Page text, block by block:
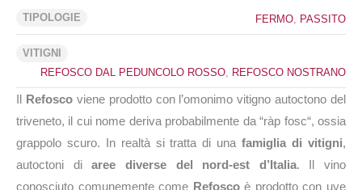
TIPOLOGIE FERMO, PASSITO
VITIGNI
REFOSCO DAL PEDUNCOLO ROSSO, REFOSCO NOSTRANO
Il Refoscoviene prodotto con l’omonimo vitigno autoctono del
triveneto, il cui nome deriva probabilmente da “ràp fosc“, ossia
grappolo scuro. In realtà si tratta di unafamiglia di vitigni,
autoctoni diaree diverse del nord-est d’Italia. Il vino
conosciuto comunemente come Refoscoè prodotto con uve